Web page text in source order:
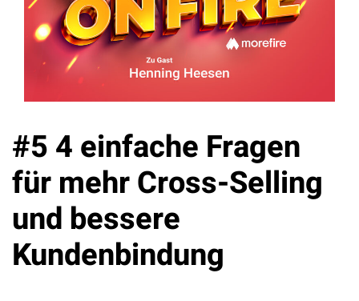
#5 4 einfache Fragen
für mehr Cross-Selling
und bessere
Kundenbindung